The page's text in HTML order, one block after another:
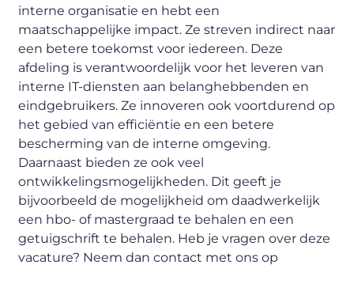
interne organisatie en hebt een
maatschappelijke impact. Ze streven indirect naar
een betere toekomst voor iedereen. Deze
afdeling is verantwoordelijk voor het leveren van
interne IT-diensten aan belanghebbenden en
eindgebruikers. Ze innoveren ook voortdurend op
het gebied van efficiëntie en een betere
bescherming van de interne omgeving.
Daarnaast bieden ze ook veel
ontwikkelingsmogelijkheden. Dit geeft je
bijvoorbeeld de mogelijkheid om daadwerkelijk
een hbo- of mastergraad te behalen en een
getuigschrift te behalen. Heb je vragen over deze
vacature? Neem dan contact met ons op